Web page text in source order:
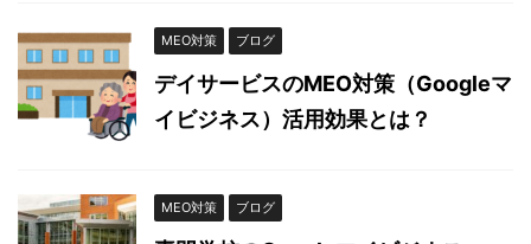
MEO対策 ブログ
デイサービスのMEO対策（Googleマ
イビジネス）活用効果とは？
MEO対策 ブログ